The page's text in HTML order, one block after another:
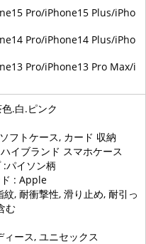
Pro/iPhone15 Plus/iPho
Pro/iPhone14 Plus/iPho
Pro/iPhone13 Pro Max/i
.白.ピンク
フトケース, カード 収納
イブランド スマホケース
パイソン柄
: Apple
, 耐衝撃性, 滑り止め, 耐引っ
む
ース, ユニセックス